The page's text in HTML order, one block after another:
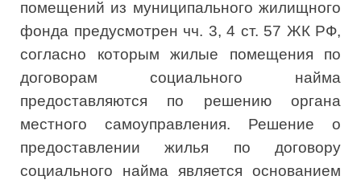
помещений из муниципального жилищного
фонда предусмотрен чч. 3, 4 ст. 57 ЖК РФ,
согласно которым жилые помещения по
договорам социального найма
предоставляются по решению органа
местного самоуправления. Решение о
предоставлении жилья по договору
социального найма является основанием